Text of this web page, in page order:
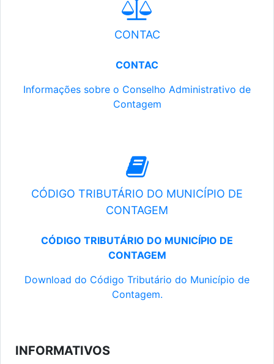
CONTAC
CONTAC
Informações sobre o Conselho Administrativo de
Contagem
CÓDIGO TRIBUTÁRIO DO MUNICÍPIO DE
CONTAGEM
CÓDIGO TRIBUTÁRIO DO MUNICÍPIO DE
CONTAGEM
Download do Código Tributário do Município de
Contagem.
INFORMATIVOS